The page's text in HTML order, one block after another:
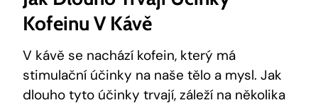
Kofeinu V ⁤kávě
V​ kávě se nachází ​kofein, který ⁣má
stimulační ⁤účinky na naše tělo a mysl. Jak
dlouho⁢ tyto ⁣účinky trvají, záleží na několika⁢